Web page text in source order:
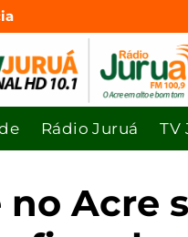
Rádio Juruá TV
Acre